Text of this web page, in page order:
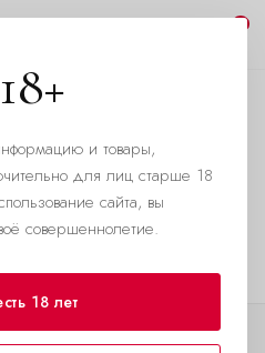
18+
и товары,
для лиц старше 18
сайта, вы
совершеннолетие.
18 лет
получены.